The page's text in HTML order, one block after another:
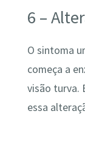
6 –
O sintoma
começa a
visão turva.
essa